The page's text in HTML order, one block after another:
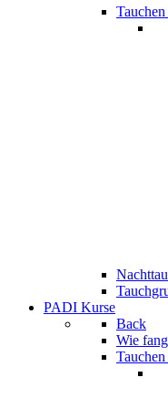
PADI Kurse
Back
Wie